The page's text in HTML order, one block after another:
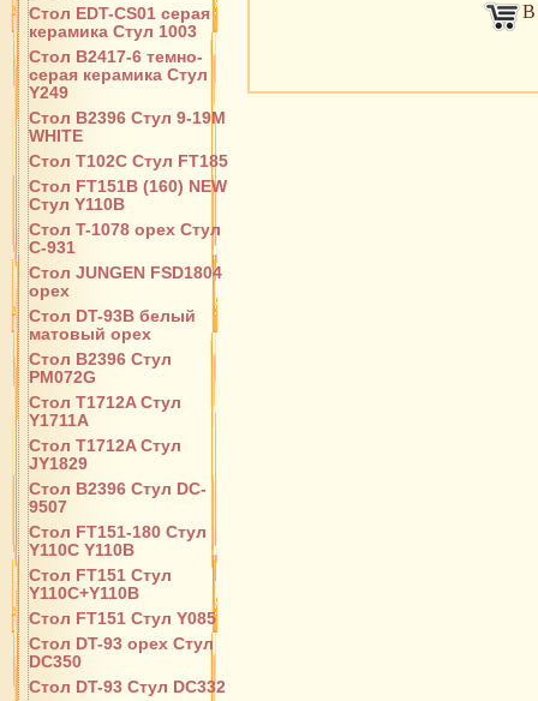
Стол EDT-CS01 серая
керамика Стул 1003
Стол B2417-6 темно-
серая керамика Стул
Y249
Стол B2396 Стул 9-19M
WHITE
Стол T102C Стул FT185
Стол FT151B (160) NEW
Стул Y110B
Стол T-1078 орех Стул
С-931
Стол JUNGEN FSD1804
орех
Стол DT-93B белый
матовый орех
Стол B2396 Стул
PM072G
Стол T1712A Стул
Y1711A
Стол T1712A Стул
JY1829
Стол B2396 Стул DC-
9507
Стол FT151-180 Стул
Y110С Y110B
Стол FT151 Стул
Y110C+Y110B
Стол FT151 Стул Y085
Стол DT-93 орех Стул
DC350
Стол DT-93 Стул DC332
В